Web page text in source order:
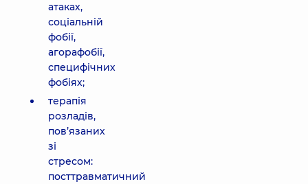
атаках,
соціальній
фобії,
агорафобії,
специфічних
фобіях;
терапія
розладів,
пов’язаних
зі
стресом:
посттравматичний